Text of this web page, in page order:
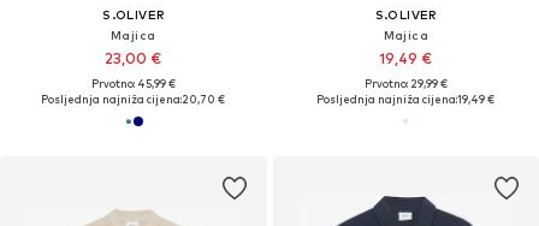
S.OLIVER
Majica
23,00 €
Prvotno: 45,99 €
Posljednja najniža cijena:20,70 €
S.OLIVER
Majica
19,49 €
Prvotno: 29,99 €
Posljednja najniža cijena:19,49 €